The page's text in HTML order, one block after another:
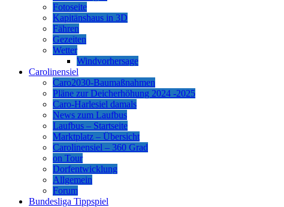
Fotoseite
Kapitänshaus in 3D
Fähren
Gezeiten
Wetter
Windvorhersage
Carolinensiel
Caro2030-Baumaßnahmen
Pläne zur Deicherhöhung 2024 -2025
Caro-Harlesiel damals
News zum Laufbus
Laufbus – Startseite
Marktplatz – Übersicht
Carolinensiel – 360 Grad
on Tour
Dorfentwicklung
Allgemein
Forum
Bundesliga Tippspiel